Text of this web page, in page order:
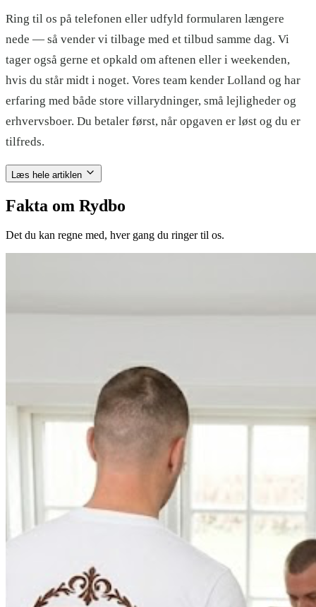
Ring til os på telefonen eller udfyld formularen længere
nede — så vender vi tilbage med et tilbud samme dag. Vi
tager også gerne et opkald om aftenen eller i weekenden,
hvis du står midt i noget. Vores team kender Lolland og har
erfaring med både store villarydninger, små lejligheder og
erhvervsboer. Du betaler først, når opgaven er løst og du er
tilfreds.
Læs hele artiklen
Fakta om Rydbo
Det du kan regne med, hver gang du ringer til os.